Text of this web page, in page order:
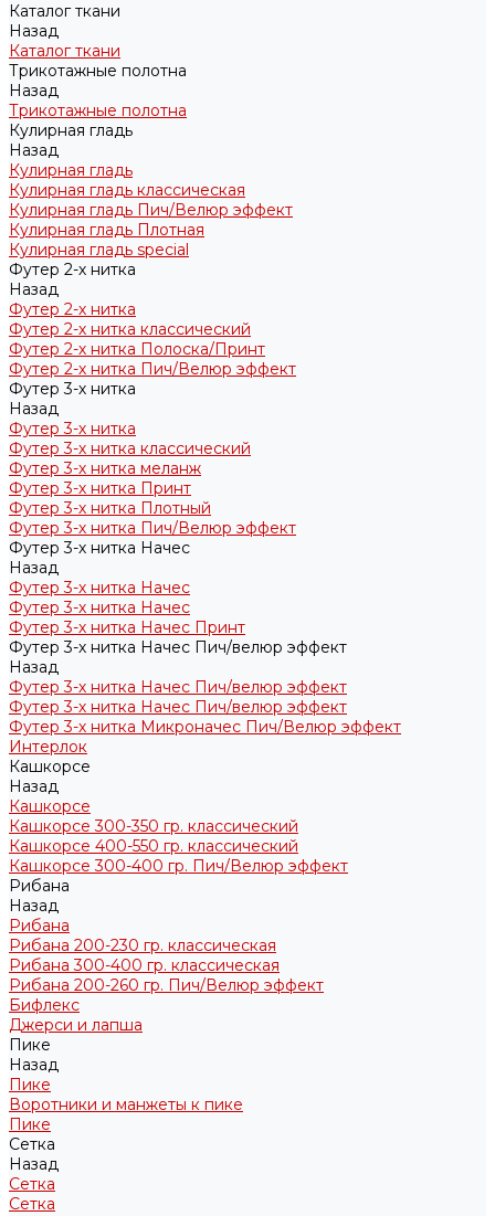
Каталог ткани
Назад
Каталог ткани
Трикотажные полотна
Назад
Трикотажные полотна
Кулирная гладь
Назад
Кулирная гладь
Кулирная гладь классическая
Кулирная гладь Пич/Велюр эффект
Кулирная гладь Плотная
Кулирная гладь special
Футер 2-х нитка
Назад
Футер 2-х нитка
Футер 2-х нитка классический
Футер 2-х нитка Полоска/Принт
Футер 2-х нитка Пич/Велюр эффект
Футер 3-х нитка
Назад
Футер 3-х нитка
Футер 3-х нитка классический
Футер 3-х нитка меланж
Футер 3-х нитка Принт
Футер 3-х нитка Плотный
Футер 3-х нитка Пич/Велюр эффект
Футер 3-х нитка Начес
Назад
Футер 3-х нитка Начес
Футер 3-х нитка Начес
Футер 3-х нитка Начес Принт
Футер 3-х нитка Начес Пич/велюр эффект
Назад
Футер 3-х нитка Начес Пич/велюр эффект
Футер 3-х нитка Начес Пич/велюр эффект
Футер 3-х нитка Микроначес Пич/Велюр эффект
Интерлок
Кашкорсе
Назад
Кашкорсе
Кашкорсе 300-350 гр. классический
Кашкорсе 400-550 гр. классический
Кашкорсе 300-400 гр. Пич/Велюр эффект
Рибана
Назад
Рибана
Рибана 200-230 гр. классическая
Рибана 300-400 гр. классическая
Рибана 200-260 гр. Пич/Велюр эффект
Бифлекс
Джерси и лапша
Пике
Назад
Пике
Воротники и манжеты к пике
Пике
Сетка
Назад
Сетка
Сетка